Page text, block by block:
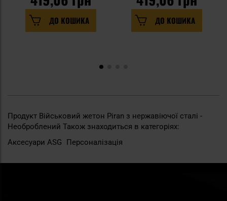
ДО КОШИКА ДО КОШИКА
Продукт Військовий жетон Piran з нержавіючої сталі -
Необроблений Також знаходиться в категоріях:
Аксесуари ASG
Персоналізація